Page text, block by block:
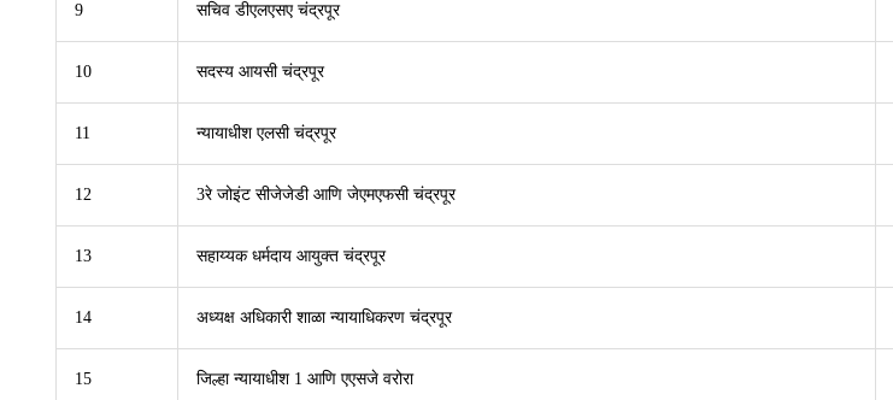
9 सचिव डीएलएसए चंद्रपूर
10 सदस्य आयसी चंद्रपूर
11 न्यायाधीश एलसी चंद्रपूर
12 3रे जोइंट सीजेजेडी आणि जेएमएफसी चंद्रपूर
13 सहाय्यक धर्मदाय आयुक्त चंद्रपूर
14 अध्यक्ष अधिकारी शाळा न्यायाधिकरण चंद्रपूर
15 जिल्हा न्यायाधीश 1 आणि एएसजे वरोरा